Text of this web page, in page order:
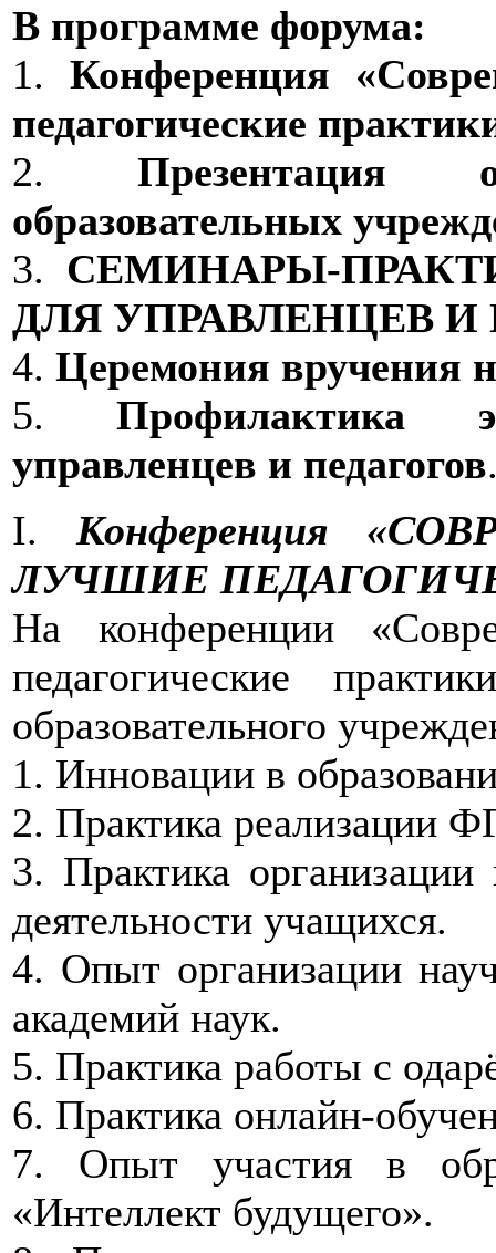
В программе форума:
1. Конференция
педагогические
2.
образовательных
3. СЕМИНАРЫ-
ДЛЯ УПРАВЛЕНЦЕВ И
4. Церемония вручения
5.Профилактика
управленцев и педагогов
I. Конференция
ЛУЧШИЕ
На конференции
педагогические
образовательного
1. Инновации в
2. Практика реализации
3. Практика организации
деятельности учащихся.
4. Опыт организации
академий наук.
5. Практика работы с
6. Практика онлайн-
7. Опыт участия в
«Интеллект будущего».